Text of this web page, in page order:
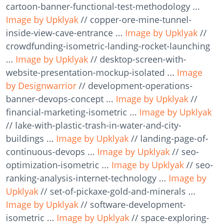
cartoon-banner-functional-test-methodology ...
Image by Upklyak // copper-ore-mine-tunnel-
inside-view-cave-entrance ... Image by Upklyak //
crowdfunding-isometric-landing-rocket-launching
... Image by Upklyak // desktop-screen-with-
website-presentation-mockup-isolated ... Image
by Designwarrior // development-operations-
banner-devops-concept ... Image by Upklyak //
financial-marketing-isometric ... Image by Upklyak
// lake-with-plastic-trash-in-water-and-city-
buildings ... Image by Upklyak // landing-page-of-
continuous-devops ... Image by Upklyak // seo-
optimization-isometric ... Image by Upklyak // seo-
ranking-analysis-internet-technology ... Image by
Upklyak // set-of-pickaxe-gold-and-minerals ...
Image by Upklyak // software-development-
isometric ... Image by Upklyak // space-exploring-